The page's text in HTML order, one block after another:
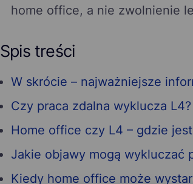
home office, a nie zwolnienie
Spis treści
W skrócie – najważniejsze
Czy praca zdalna wyklucza L4?
Home office czy L4 – gdzie
Jakie objawy mogą wykluczać
Kiedy home office może